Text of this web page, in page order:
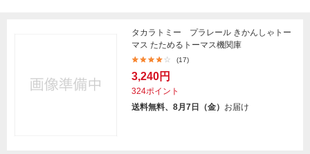
タカラトミー プラレール きかんしゃトー
マス たためるトーマス機関庫
(17)
3,240円
324ポイント
送料無料、8月7日（金） お届け